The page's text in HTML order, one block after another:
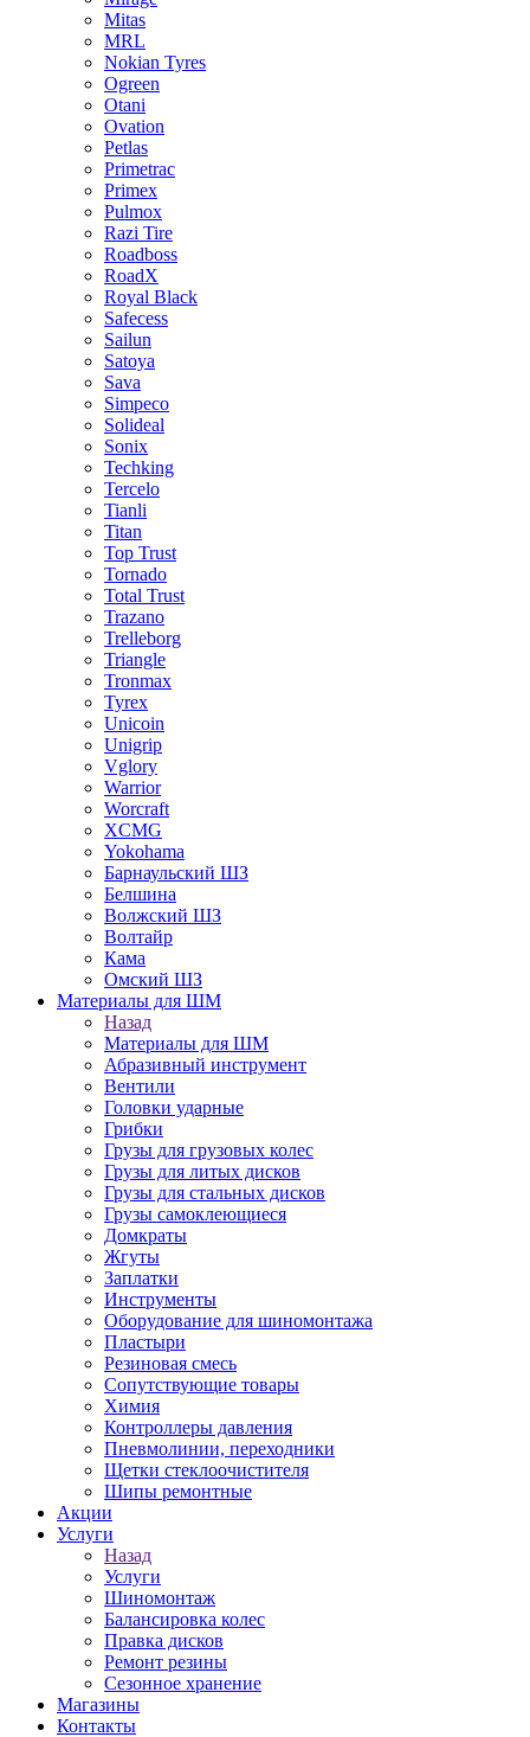
Mitas
MRL
Nokian Tyres
Ogreen
Otani
Ovation
Petlas
Primetrac
Primex
Pulmox
Razi Tire
Roadboss
RoadX
Royal Black
Safecess
Sailun
Satoya
Sava
Simpeco
Solideal
Sonix
Techking
Tercelo
Tianli
Titan
Top Trust
Tornado
Total Trust
Trazano
Trelleborg
Triangle
Tronmax
Tyrex
Unicoin
Unigrip
Vglory
Warrior
Worcraft
XCMG
Yokohama
Барнаульский ШЗ
Белшина
Волжский ШЗ
Волтайр
Кама
Омский ШЗ
Материалы для ШМ
Назад
Материалы для ШМ
Абразивный инструмент
Вентили
Головки ударные
Грибки
Грузы для грузовых колес
Грузы для литых дисков
Грузы для стальных дисков
Грузы самоклеющиеся
Домкраты
Жгуты
Заплатки
Инструменты
Оборудование для шиномонтажа
Пластыри
Резиновая смесь
Сопутствующие товары
Химия
Контроллеры давления
Пневмолинии, переходники
Щетки стеклоочистителя
Шипы ремонтные
Акции
Услуги
Назад
Услуги
Шиномонтаж
Балансировка колес
Правка дисков
Ремонт резины
Сезонное хранение
Магазины
Контакты